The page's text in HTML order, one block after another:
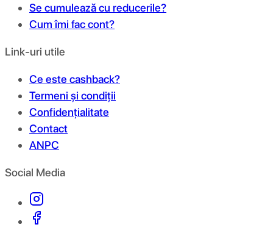
Se cumulează cu reducerile?
Cum îmi fac cont?
Link-uri utile
Ce este cashback?
Termeni și condiții
Confidențialitate
Contact
ANPC
Social Media